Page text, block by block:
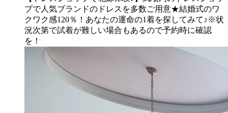
プで人気ブランドのドレスを多数ご用意★結婚式のワ
クワク感120％！あなたの運命の1着を探してみて♪※状
況次第で試着が難しい場合もあるので予約時に確認
を！